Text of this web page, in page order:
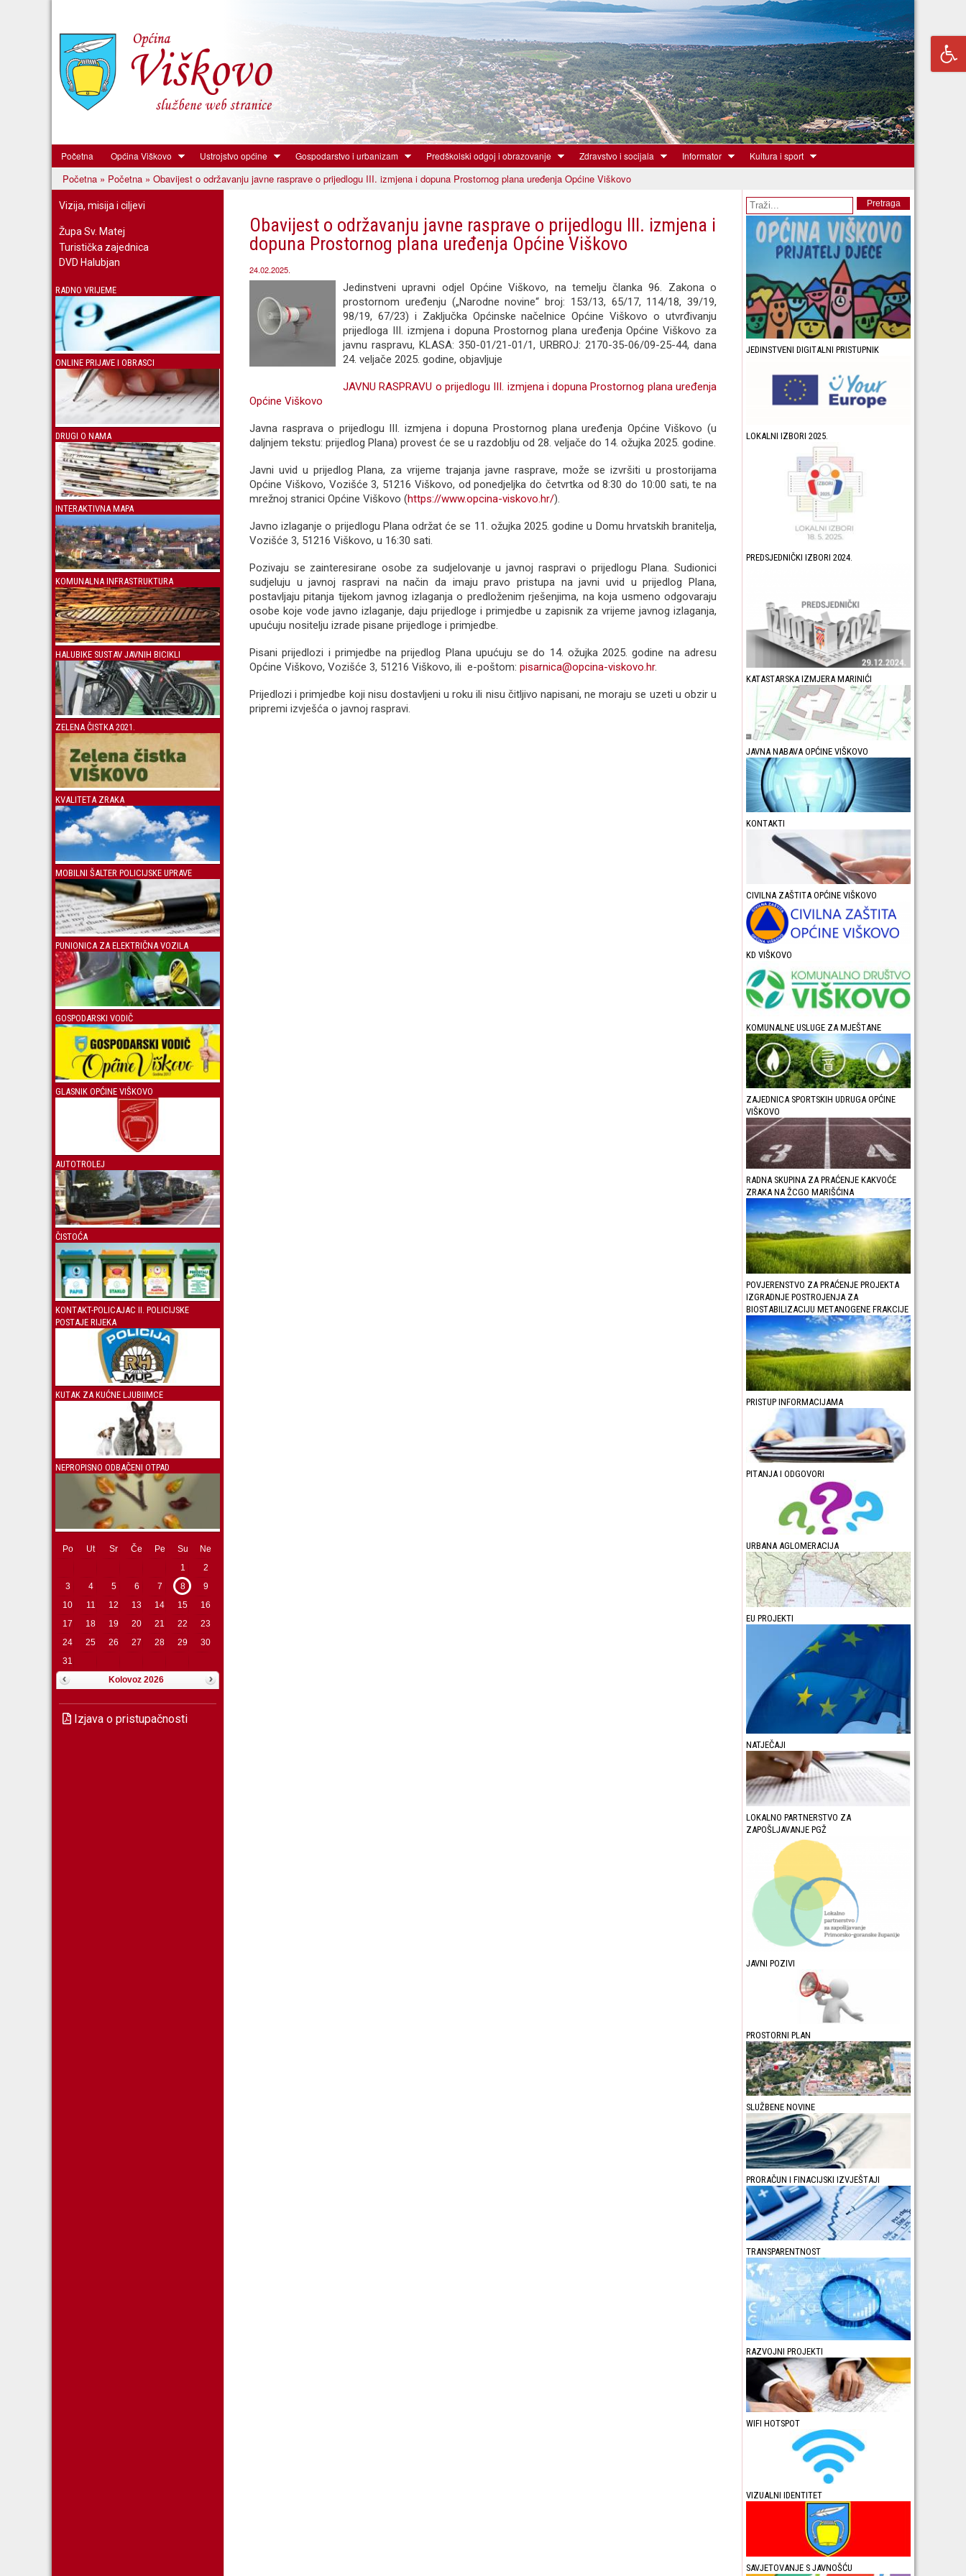
Skoči
glavni
sadržaj
Općina
Viškovo
Početna Općina Viškovo Ustrojstvo općine Gospodarstvo i urbanizam Predškolski odgoj i obrazovanje Zdravstvo i socijala Informator Kultura i sport
Vi ste ovdje
Početna » Početna » Obavijest o održavanju javne rasprave o prijedlogu III. izmjena i dopuna Prostornog plana uređenja Općine Viškovo
Vizija, misija i ciljevi
Župa Sv. Matej
Turistička zajednica
DVD Halubjan
RADNO VRIJEME
ONLINE PRIJAVE I OBRASCI
DRUGI O NAMA
INTERAKTIVNA MAPA
KOMUNALNA INFRASTRUKTURA
HALUBIKE SUSTAV JAVNIH BICIKLI
ZELENA ČISTKA 2021.
KVALITETA ZRAKA
MOBILNI ŠALTER POLICIJSKE UPRAVE
PUNIONICA ZA ELEKTRIČNA VOZILA
GOSPODARSKI VODIČ
GLASNIK OPĆINE VIŠKOVO
AUTOTROLEJ
ČISTOĆA
KONTAKT-POLICAJAC II. POLICIJSKE
POSTAJE RIJEKA
KUTAK ZA KUĆNE LJUBIIMCE
NEPROPISNO ODBAČENI OTPAD
Po Ut Sr Če Pe Su
Ne
1
2
3
4 5 6 7 8
9
10
11 12 13 14 15
16
17
18 19 20 21 22
23
24
25 26 27 28 29
30
31
Kolovoz 2026
Izjava o pristupačnosti
Obavijest o održavanju javne rasprave o prijedlogu III. izmjena i
dopuna Prostornog plana uređenja Općine Viškovo
24.02.2025.
Jedinstveni upravni odjel Općine Viškovo, na temelju članka 96. Zakona o
prostornom uređenju („Narodne novine“ broj: 153/13, 65/17, 114/18, 39/19,
98/19, 67/23) i Zaključka Općinske načelnice Općine Viškovo o utvrđivanju
prijedloga III. izmjena i dopuna Prostornog plana uređenja Općine Viškovo za
javnu raspravu, KLASA: 350-01/21-01/1, URBROJ: 2170-35-06/09-25-44, dana
24. veljače 2025. godine, objavljuje
JAVNU RASPRAVU o prijedlogu III. izmjena i dopuna Prostornog plana uređenja
Općine Viškovo
Javna rasprava o prijedlogu III. izmjena i dopuna Prostornog plana uređenja Općine Viškovo (u
daljnjem tekstu: prijedlog Plana) provest će se u razdoblju od 28. veljače do 14. ožujka 2025. godine.
Javni uvid u prijedlog Plana, za vrijeme trajanja javne rasprave, može se izvršiti u prostorijama
Općine Viškovo, Vozišće 3, 51216 Viškovo, od ponedjeljka do četvrtka od 8:30 do 10:00 sati, te na
mrežnoj stranici Općine Viškovo (https://www.opcina-viskovo.hr/).
Javno izlaganje o prijedlogu Plana održat će se 11. ožujka 2025. godine u Domu hrvatskih branitelja,
Vozišće 3, 51216 Viškovo, u 16:30 sati.
Pozivaju se zainteresirane osobe za sudjelovanje u javnoj raspravi o prijedlogu Plana. Sudionici
sudjeluju u javnoj raspravi na način da imaju pravo pristupa na javni uvid u prijedlog Plana,
postavljaju pitanja tijekom javnog izlaganja o predloženim rješenjima, na koja usmeno odgovaraju
osobe koje vode javno izlaganje, daju prijedloge i primjedbe u zapisnik za vrijeme javnog izlaganja,
upućuju nositelju izrade pisane prijedloge i primjedbe.
Pisani prijedlozi i primjedbe na prijedlog Plana upućuju se do 14. ožujka 2025. godine na adresu
Općine Viškovo, Vozišće 3, 51216 Viškovo, ili e-poštom: pisarnica@opcina-viskovo.hr.
Prijedlozi i primjedbe koji nisu dostavljeni u roku ili nisu čitljivo napisani, ne moraju se uzeti u obzir u
pripremi izvješća o javnoj raspravi.
Obrazac pretrage Pretraga
JEDINSTVENI DIGITALNI PRISTUPNIK
LOKALNI IZBORI 2025.
PREDSJEDNIČKI IZBORI 2024.
KATASTARSKA IZMJERA MARINIĆI
JAVNA NABAVA OPĆINE VIŠKOVO
KONTAKTI
CIVILNA ZAŠTITA OPĆINE VIŠKOVO
KD VIŠKOVO
KOMUNALNE USLUGE ZA MJEŠTANE
ZAJEDNICA SPORTSKIH UDRUGA OPĆINE
VIŠKOVO
RADNA SKUPINA ZA PRAĆENJE KAKVOĆE
ZRAKA NA ŽCGO MARIŠĆINA
POVJERENSTVO ZA PRAĆENJE PROJEKTA
IZGRADNJE POSTROJENJA ZA
BIOSTABILIZACIJU METANOGENE FRAKCIJE
PRISTUP INFORMACIJAMA
PITANJA I ODGOVORI
URBANA AGLOMERACIJA
EU PROJEKTI
NATJEČAJI
LOKALNO PARTNERSTVO ZA
ZAPOŠLJAVANJE PGŽ
JAVNI POZIVI
PROSTORNI PLAN
SLUŽBENE NOVINE
PRORAČUN I FINACIJSKI IZVJEŠTAJI
TRANSPARENTNOST
RAZVOJNI PROJEKTI
WIFI HOTSPOT
VIZUALNI IDENTITET
SAVJETOVANJE S JAVNOŠĆU